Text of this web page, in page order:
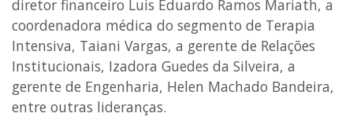
diretor financeiro Luis Eduardo Ramos Mariath, a
coordenadora médica do segmento de Terapia
Intensiva, Taiani Vargas, a gerente de Relações
Institucionais, Izadora Guedes da Silveira, a
gerente de Engenharia, Helen Machado Bandeira,
entre outras lideranças.